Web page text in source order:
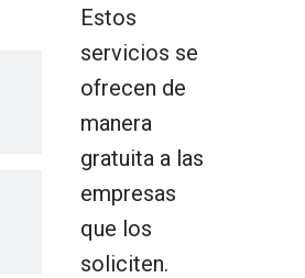
Estos
servicios se
ofrecen de
manera
gratuita a las
empresas
que los
soliciten.